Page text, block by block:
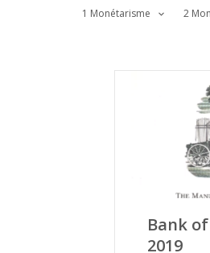
1 Monétarisme 2
Bank
2019